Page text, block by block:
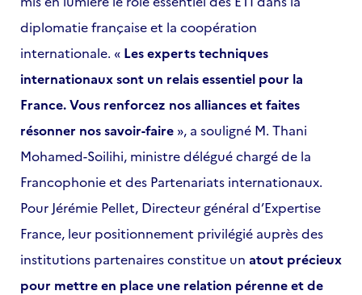
diplomatie française et la coopération
internationale. « Les experts techniques
internationaux sont un relais essentiel pour la
France. Vous renforcez nos alliances et faites
résonner nos savoir-faire », a souligné M. Thani
Mohamed-Soilihi, ministre délégué chargé de la
Francophonie et des Partenariats internationaux.
Pour Jérémie Pellet, Directeur général d’Expertise
France, leur positionnement privilégié auprès des
institutions partenaires constitue un atout précieux
pour mettre en place une relation pérenne et de